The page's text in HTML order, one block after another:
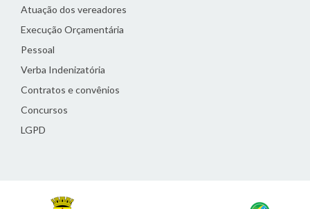
Atuação dos vereadores
Execução Orçamentária
Pessoal
Verba Indenizatória
Contratos e convênios
Concursos
LGPD